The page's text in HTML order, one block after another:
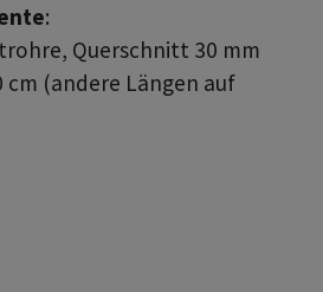
:
Querschnitt 30 mm
(andere Längen auf